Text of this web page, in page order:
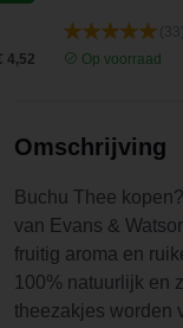
4,52
Op voorraad
Omschrijving
Buchu Thee
van Evans &
fruitig aroma en
100% natuurlijk en
theezakjes worden